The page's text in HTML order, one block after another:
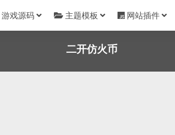
游戏源码 主题模板 网站插件
二开仿火币